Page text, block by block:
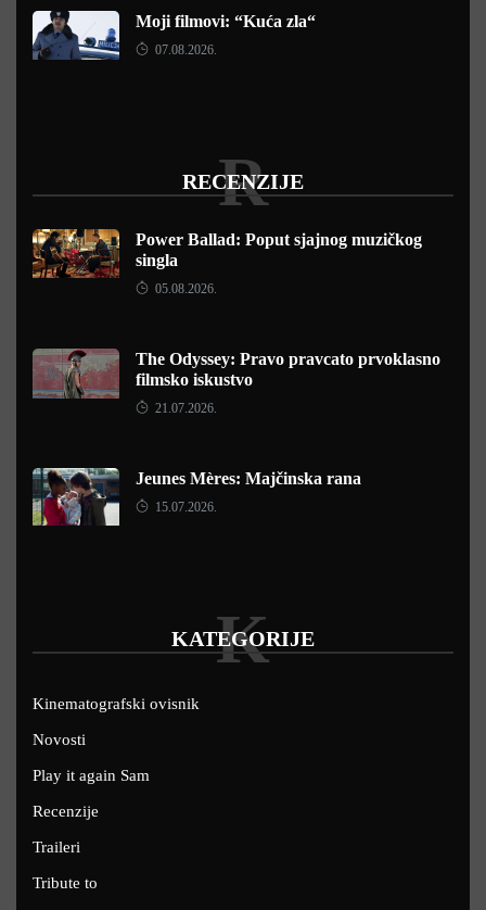
Moji filmovi: “Kuća zla“
07.08.2026.
RECENZIJE
R
Power Ballad: Poput sjajnog muzičkog
singla
05.08.2026.
The Odyssey: Pravo pravcato prvoklasno
filmsko iskustvo
21.07.2026.
Jeunes Mères: Majčinska rana
15.07.2026.
KATEGORIJE
K
Kinematografski ovisnik
Novosti
Play it again Sam
Recenzije
Traileri
Tribute to